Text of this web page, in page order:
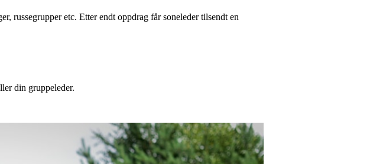
russegrupper etc. Etter endt oppdrag får soneleder tilsendt en
din gruppeleder.